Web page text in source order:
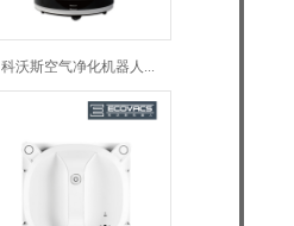
科沃斯空气净化机器人...